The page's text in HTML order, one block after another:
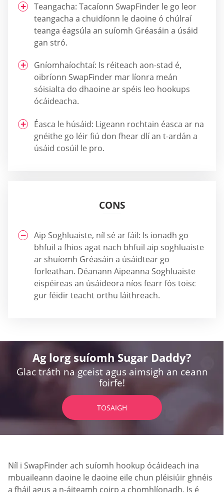
Teangacha: Tacaíonn SwapFinder le go leor
teangacha a chuidíonn le daoine ó chúlraí
teanga éagsúla an suíomh Gréasáin a úsáid
gan stró.
Gníomhaíochtaí: Is réiteach aon-stad é,
oibríonn SwapFinder mar líonra meán
sóisialta do dhaoine ar spéis leo hookups
ócáideacha.
Éasca le húsáid: Ligeann rochtain éasca ar na
gnéithe go léir fiú don fhear dlí an t-ardán a
úsáid cosúil le pro.
CONS
Aip Soghluaiste, níl sé ar fáil: Is ionadh go
bhfuil a fhios agat nach bhfuil aip soghluaiste
ar shuíomh Gréasáin a úsáidtear go
forleathan. Déanann Aipeanna Soghluaiste
eispéireas an úsáideora níos fearr fós toisc
gur féidir teacht orthu láithreach.
Ag lorg suíomh Sugar Daddy?
Glac tráth na gceist agus aimsigh an ceann
foirfe!
TOSAIGH
Níl i SwapFinder ach suíomh hookup ócáideach ina
mbuaileann daoine le daoine eile chun pléisiúir ghnéis
a fháil agus a n-áiteamh coirp a chomhlíonadh. Is é